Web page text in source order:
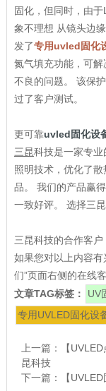
固化，但同时，由
象不理想 从镜头边
发了专用uvled固化
氮气填充功能，可
不良的问题。 该保
过了客户测试。
更可靠uvled固化设
三昆科技是一家专业
照明技术，优化了
品。 我们的产品赢
一致好评。 选择三昆
三昆科技的合作客户
如果您对以上内容有
们”页面右侧的在线
文章TAG标签：
UV
专用UVLED固化设
上一篇：
【
昆科技
下一篇：
【